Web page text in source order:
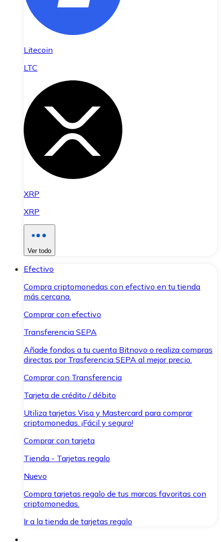
Litecoin
LTC
XRP
XRP
Ver todo
Efectivo
Compra criptomonedas con efectivo en tu tienda
más cercana.
Comprar con efectivo
Transferencia SEPA
Añade fondos a tu cuenta Bitnovo o realiza compras
directas por Trasferencia SEPA al mejor precio.
Comprar con Transferencia
Tarjeta de crédito / débito
Utiliza tarjetas Visa y Mastercard para comprar
criptomonedas. ¡Fácil y seguro!
Comprar con tarjeta
Tienda - Tarjetas regalo
Nuevo
Compra tarjetas regalo de tus marcas favoritas con
criptomonedas.
Ir a la tienda de tarjetas regalo